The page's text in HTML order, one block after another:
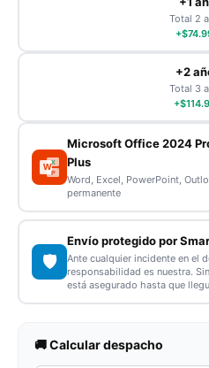
Total 2
+2
Total 3
WX
P
Microsoft Office 2024
Plus
Word, Excel, PowerPoint,
permanente
🛡️
Envío protegido por
Ante cualquier incidente en el
responsabilidad es nuestra.
está asegurado hasta que
🚚 Calcular despacho